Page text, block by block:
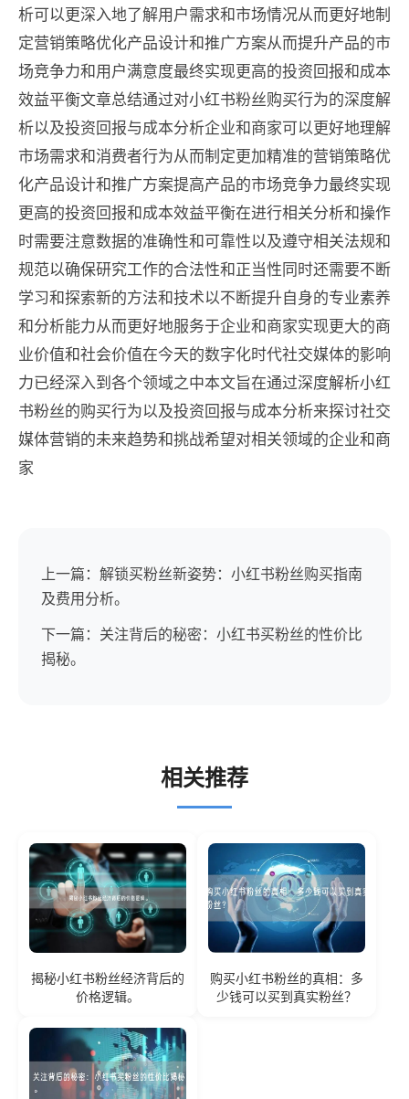
析可以更深入地了解用户需求和市场情况从而更好地制
定营销策略优化产品设计和推广方案从而提升产品的市
场竞争力和用户满意度最终实现更高的投资回报和成本
效益平衡文章总结通过对小红书粉丝购买行为的深度解
析以及投资回报与成本分析企业和商家可以更好地理解
市场需求和消费者行为从而制定更加精准的营销策略优
化产品设计和推广方案提高产品的市场竞争力最终实现
更高的投资回报和成本效益平衡在进行相关分析和操作
时需要注意数据的准确性和可靠性以及遵守相关法规和
规范以确保研究工作的合法性和正当性同时还需要不断
学习和探索新的方法和技术以不断提升自身的专业素养
和分析能力从而更好地服务于企业和商家实现更大的商
业价值和社会价值在今天的数字化时代社交媒体的影响
力已经深入到各个领域之中本文旨在通过深度解析小红
书粉丝的购买行为以及投资回报与成本分析来探讨社交
媒体营销的未来趋势和挑战希望对相关领域的企业和商
家
上一篇：解锁买粉丝新姿势：小红书粉丝购买指南
及费用分析。
下一篇：关注背后的秘密：小红书买粉丝的性价比
揭秘。
相关推荐
揭秘小红书粉丝经济背后的
价格逻辑。
购买小红书粉丝的真相：多
少钱可以买到真实粉丝？